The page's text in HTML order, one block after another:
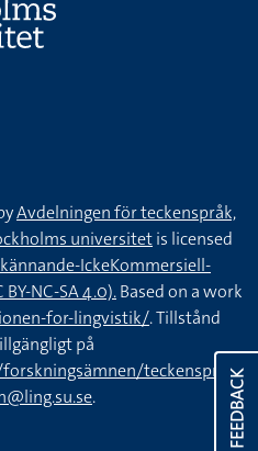
FEEDBACK
Avdelningen för teckenspråk,
universitetis licensed
IckeKommersiell-
NC-SA 4.0).Based on a work
for-lingvistik/. Tillstånd
på
teckenspråk.
.